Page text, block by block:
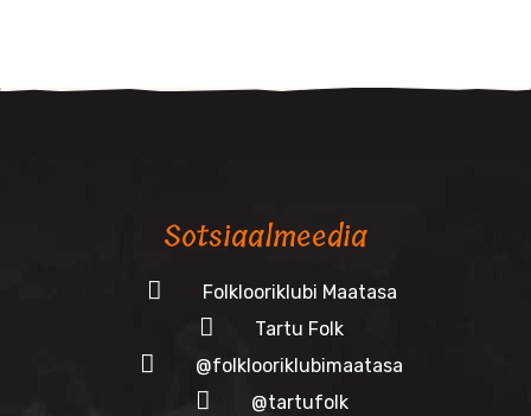
Sotsiaalmeedia
Folklooriklubi Maatasa
Tartu Folk
@folklooriklubimaatasa
@tartufolk